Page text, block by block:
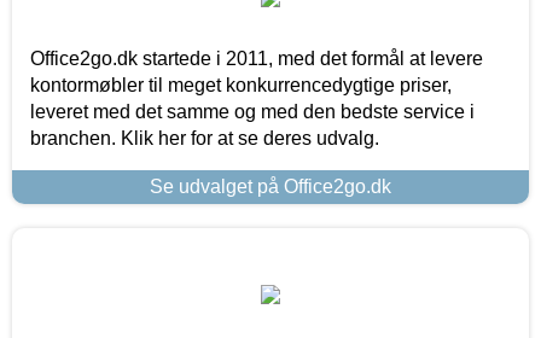
Office2go.dk startede i 2011, med det formål at levere
kontormøbler til meget konkurrencedygtige priser,
leveret med det samme og med den bedste service i
branchen. Klik her for at se deres udvalg.
Se udvalget på Office2go.dk